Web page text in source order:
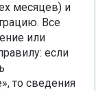
месяцев) и
Все
или
если
то сведения